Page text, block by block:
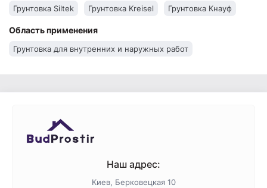
Грунтовка Siltek
Грунтовка Kreisel
Грунтовка Кнауф
Грунтовка Front
Грунтовка Эльф
Грунтовка Eskaro
Грунтовка Ceresit
Грунтовка Bergauf
Область применения
Грунтовка для внутренних и наружных работ
Наш адрес:
Киев, Берковецкая 10